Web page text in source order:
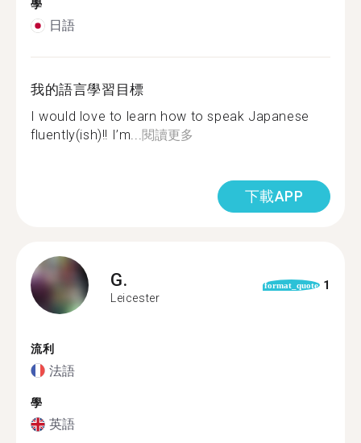
學
日語
我的語言學習目標
I would love to learn how to speak Japanese
fluently(ish)!! I’m...閱讀更多
下載APP
G.
Leicester
format_quote 1
流利
法語
學
英語